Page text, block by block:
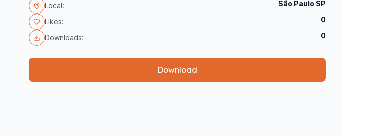
Local: São Paulo SP
Likes: 0
Downloads: 0
Download